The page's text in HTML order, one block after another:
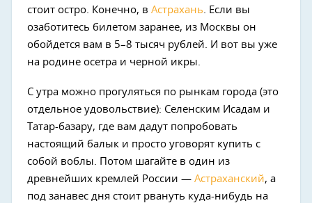
стоит остро. Конечно, в Астрахань. Если вы
озаботитесь билетом заранее, из Москвы он
обойдется вам в 5–8 тысяч рублей. И вот вы уже
на родине осетра и черной икры.
С утра можно прогуляться по рынкам города (это
отдельное удовольствие): Селенским Исадам и
Татар-базару, где вам дадут попробовать
настоящий балык и просто уговорят купить с
собой воблы. Потом шагайте в один из
древнейших кремлей России — Астраханский, а
под занавес дня стоит рвануть куда-нибудь на